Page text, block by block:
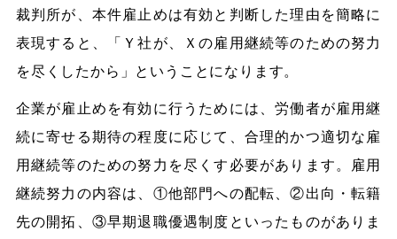
裁判所が、本件雇止めは有効と判断した理由を簡略に
表現すると、「Ｙ社が、Ｘの雇用継続等のための努力
を尽くしたから」ということになります。
企業が雇止めを有効に行うためには、労働者が雇用継
続に寄せる期待の程度に応じて、合理的かつ適切な雇
用継続等のための努力を尽くす必要があります。雇用
継続努力の内容は、①他部門への配転、②出向・転籍
先の開拓、③早期退職優遇制度といったものがありま